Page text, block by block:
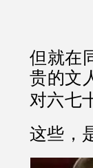
但就在
贵的文
对六七
这些，